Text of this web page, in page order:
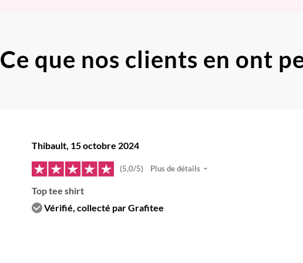
Ce que nos clients en ont
Thibault, 15 octobre 2024
(5,0/5) Plus de détails
Top tee shirt
Vérifié, collecté par Grafitee